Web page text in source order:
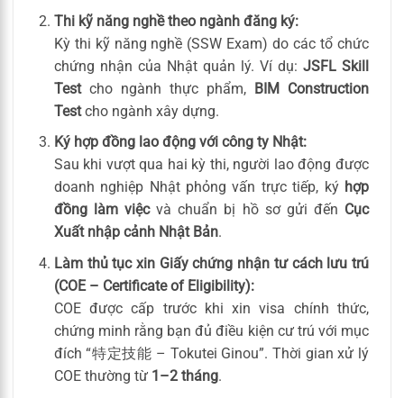
Thi kỹ năng nghề theo ngành đăng ký:
Kỳ thi kỹ năng nghề (SSW Exam) do các tổ chức
chứng nhận của Nhật quản lý. Ví dụ: JSFL Skill
Testcho ngành thực phẩm, BIM Construction
Testcho ngành xây dựng.
Ký hợp đồng lao động với công ty Nhật:
Sau khi vượt qua hai kỳ thi, người lao động được
doanh nghiệp Nhật phỏng vấn trực tiếp, ký hợp
đồng làm việcvà chuẩn bị hồ sơ gửi đến Cục
Xuất nhập cảnh Nhật Bản.
Làm thủ tục xin Giấy chứng nhận tư cách lưu trú
(COE – Certificate of Eligibility):
COE được cấp trước khi xin visa chính thức,
chứng minh rằng bạn đủ điều kiện cư trú với mục
đích “特定技能 – Tokutei Ginou”. Thời gian xử lý
COE thường từ 1–2 tháng.